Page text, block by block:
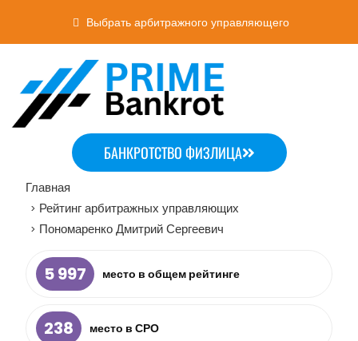
Выбрать арбитражного управляющего
БАНКРОТСТВО ФИЗЛИЦА
Главная
> Рейтинг арбитражных управляющих
> Пономаренко Дмитрий Сергеевич
5 997 место в общем рейтинге
238
место в СРО